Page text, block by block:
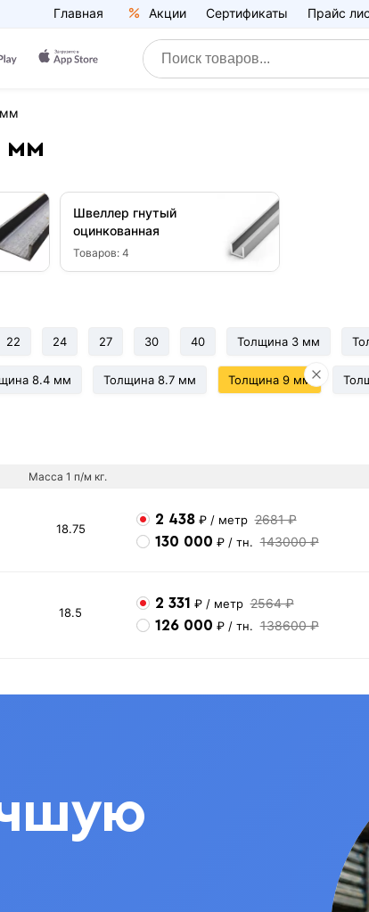
Главная Акции Сертификаты Прайс
мм
мм
Швеллер гнутый
оцинкованная
Товаров: 4
22 24 27 30 40 Толщина 3 мм
8.4 мм Толщина 8.7 мм Толщина 9 мм
Масса 1 п/м кг.
18.75
2 438 ₽ / метр 2681 ₽
130 000 ₽ / тн. 143000 ₽
18.5
2 331 ₽ / метр 2564 ₽
126 000 ₽ / тн. 138600 ₽